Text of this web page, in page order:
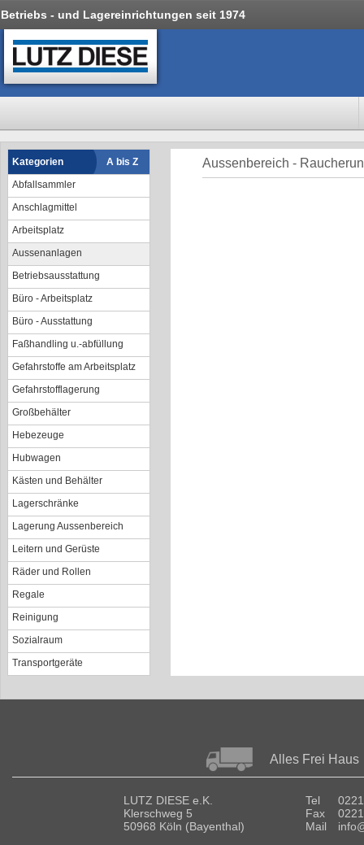
Betriebs - und Lagereinrichtungen seit 1974
Kategorien
A bis Z
Abfallsammler
Anschlagmittel
Arbeitsplatz
Aussenanlagen
Betriebsausstattung
Büro - Arbeitsplatz
Büro - Ausstattung
Faßhandling u.-abfüllung
Gefahrstoffe am Arbeitsplatz
Gefahrstofflagerung
Großbehälter
Hebezeuge
Hubwagen
Kästen und Behälter
Lagerschränke
Lagerung Aussenbereich
Leitern und Gerüste
Räder und Rollen
Regale
Reinigung
Sozialraum
Transportgeräte
Aussenbereich -
Alles Frei Haus
LUTZ DIESE e.K.
Klerschweg 5
50968 Köln (Bayenthal)
Tel
Fax
Mail